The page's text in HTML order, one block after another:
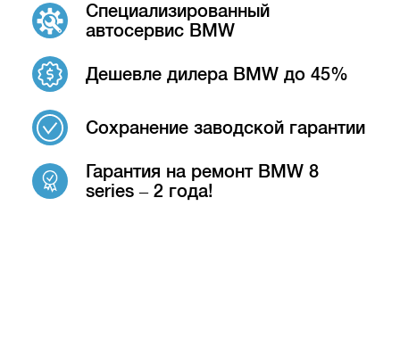
Специализированный
автосервис BMW
Дешевле дилера BMW до 45%
Сохранение заводской гарантии
Гарантия на ремонт BMW 8
series – 2 года!